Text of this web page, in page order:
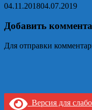
04.11.201804.07.2019
Добавить
Для отправки
Версия для